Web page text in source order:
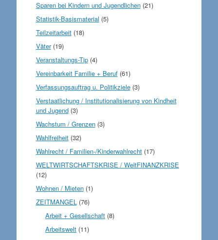
Sparen bei Kindern und Jugendlichen(21)
Statistik-Basismaterial (5)
Teilzeitarbeit(18)
Väter(19)
Veranstaltungs-Tip(4)
Vereinbarkeit Familie + Beruf(61)
Verfassungsauftrag u. Politikziele(3)
Verstaatlichung / Institutionalisierung von Kindheit
und Jugend(3)
Wachstum / Grenzen(3)
Wahlfreiheit(32)
Wahlrecht / Familien-/Kinderwahlrecht(17)
WELTWIRTSCHAFTSKRISE / WeltFINANZKRISE
(12)
Wohnen / Mieten(1)
ZEITMANGEL(76)
Arbeit + Gesellschaft (8)
Arbeitswelt (11)